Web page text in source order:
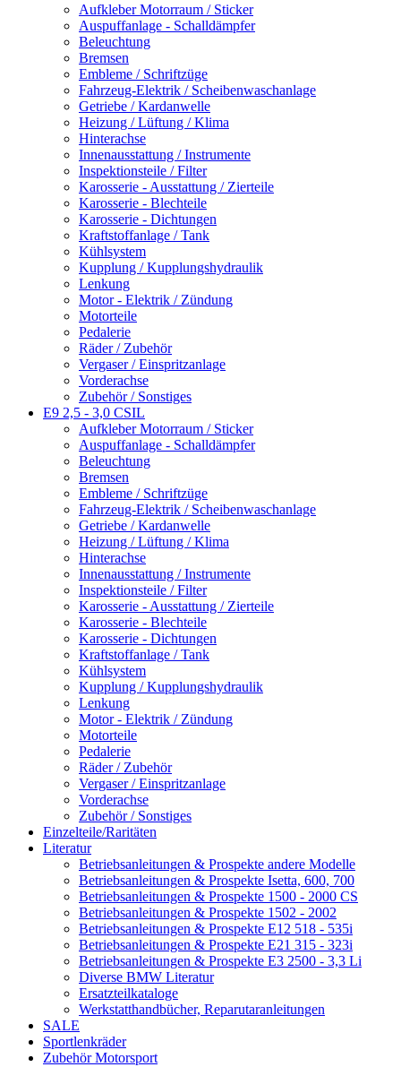
Aufkleber Motorraum / Sticker
Auspuffanlage - Schalldämpfer
Beleuchtung
Bremsen
Embleme / Schriftzüge
Fahrzeug-Elektrik / Scheibenwaschanlage
Getriebe / Kardanwelle
Heizung / Lüftung / Klima
Hinterachse
Innenausstattung / Instrumente
Inspektionsteile / Filter
Karosserie - Ausstattung / Zierteile
Karosserie - Blechteile
Karosserie - Dichtungen
Kraftstoffanlage / Tank
Kühlsystem
Kupplung / Kupplungshydraulik
Lenkung
Motor - Elektrik / Zündung
Motorteile
Pedalerie
Räder / Zubehör
Vergaser / Einspritzanlage
Vorderachse
Zubehör / Sonstiges
E9 2,5 - 3,0 CSIL
Aufkleber Motorraum / Sticker
Auspuffanlage - Schalldämpfer
Beleuchtung
Bremsen
Embleme / Schriftzüge
Fahrzeug-Elektrik / Scheibenwaschanlage
Getriebe / Kardanwelle
Heizung / Lüftung / Klima
Hinterachse
Innenausstattung / Instrumente
Inspektionsteile / Filter
Karosserie - Ausstattung / Zierteile
Karosserie - Blechteile
Karosserie - Dichtungen
Kraftstoffanlage / Tank
Kühlsystem
Kupplung / Kupplungshydraulik
Lenkung
Motor - Elektrik / Zündung
Motorteile
Pedalerie
Räder / Zubehör
Vergaser / Einspritzanlage
Vorderachse
Zubehör / Sonstiges
Einzelteile/Raritäten
Literatur
Betriebsanleitungen & Prospekte andere Modelle
Betriebsanleitungen & Prospekte Isetta, 600, 700
Betriebsanleitungen & Prospekte 1500 - 2000 CS
Betriebsanleitungen & Prospekte 1502 - 2002
Betriebsanleitungen & Prospekte E12 518 - 535i
Betriebsanleitungen & Prospekte E21 315 - 323i
Betriebsanleitungen & Prospekte E3 2500 - 3,3 Li
Diverse BMW Literatur
Ersatzteilkataloge
Werkstatthandbücher, Reparutaranleitungen
SALE
Sportlenkräder
Zubehör Motorsport